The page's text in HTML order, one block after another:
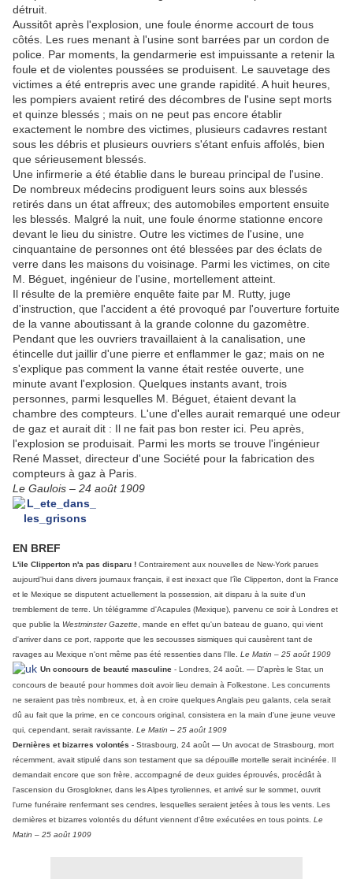
détruit.
Aussitôt après l'explosion, une foule énorme accourt de tous
côtés. Les rues menant à l'usine sont barrées par un cordon de
police. Par moments, la gendarmerie est impuissante a retenir la
foule et de violentes poussées se produisent. Le sauvetage des
victimes a été entrepris avec une grande rapidité. A huit heures,
les pompiers avaient retiré des décombres de l'usine sept morts
et quinze blessés ; mais on ne peut pas encore établir
exactement le nombre des victimes, plusieurs cadavres restant
sous les débris et plusieurs ouvriers s'étant enfuis affolés, bien
que sérieusement blessés.
Une infirmerie a été établie dans le bureau principal de l'usine.
De nombreux médecins prodiguent leurs soins aux blessés
retirés dans un état affreux; des automobiles emportent ensuite
les blessés. Malgré la nuit, une foule énorme stationne encore
devant le lieu du sinistre. Outre les victimes de l'usine, une
cinquantaine de personnes ont été blessées par des éclats de
verre dans les maisons du voisinage. Parmi les victimes, on cite
M. Béguet, ingénieur de l'usine, mortellement atteint.
Il résulte de la première enquête faite par M. Rutty, juge
d'instruction, que l'accident a été provoqué par l'ouverture fortuite
de la vanne aboutissant à la grande colonne du gazomètre.
Pendant que les ouvriers travaillaient à la canalisation, une
étincelle dut jaillir d'une pierre et enflammer le gaz; mais on ne
s'explique pas comment la vanne était restée ouverte, une
minute avant l'explosion. Quelques instants avant, trois
personnes, parmi lesquelles M. Béguet, étaient devant la
chambre des compteurs. L'une d'elles aurait remarqué une odeur
de gaz et aurait dit : Il ne fait pas bon rester ici. Peu après,
l'explosion se produisait. Parmi les morts se trouve l'ingénieur
René Masset, directeur d'une Société pour la fabrication des
compteurs à gaz à Paris.
Le Gaulois – 24 août 1909
EN BREF
L'ile Clipperton n'a pas disparu ! Contrairement aux nouvelles de New-York parues
aujourd'hui dans divers journaux français, il est inexact que l'île Clipperton, dont la France
et le Mexique se disputent actuellement la possession, ait disparu à la suite d'un
tremblement de terre. Un télégramme d'Acapules (Mexique), parvenu ce soir à Londres et
que publie la Westminster Gazette , mande en effet qu'un bateau de guano, qui vient
d'arriver dans ce port, rapporte que les secousses sismiques qui causèrent tant de
ravages au Mexique n'ont même pas été ressenties dans l'Ile.
Le Matin – 25 août 1909
Un concours de beauté masculine - Londres, 24 août. — D'après le Star, un
concours de beauté pour hommes doit avoir lieu demain à Folkestone. Les concurrents
ne seraient pas très nombreux, et, à en croire quelques Anglais peu galants, cela serait
dû au fait que la prime, en ce concours original, consistera en la main d'une jeune veuve
qui, cependant, serait ravissante.
Le Matin – 25 août 1909
Dernières et bizarres volontés - Strasbourg, 24 août — Un avocat de Strasbourg, mort
récemment, avait stipulé dans son testament que sa dépouille mortelle serait incinérée. Il
demandait encore que son frère, accompagné de deux guides éprouvés, procédât à
l'ascension du Grosglokner, dans les Alpes tyroliennes, et arrivé sur le sommet, ouvrit
l'urne funéraire renfermant ses cendres, lesquelles seraient jetées à tous les vents. Les
dernières et bizarres volontés du défunt viennent d'être exécutées en tous points. Le
Matin – 25 août 1909